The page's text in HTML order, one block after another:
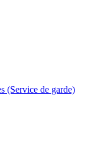
(Service de garde)